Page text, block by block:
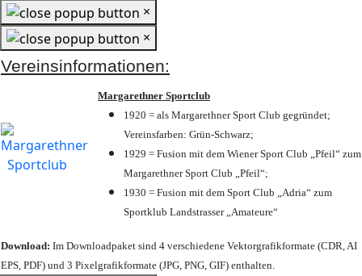
×
×
Vereinsinformationen:
Margarethner Sportclub
1920 = als Margarethner Sport Club gegründet;
Vereinsfarben: Grün-Schwarz;
1929 = Fusion mit dem Wiener Sport Club „Pfeil“ zum
Margarethner Sport Club „Pfeil“;
1930 = Fusion mit dem Sport Club „Adria“ zum
Sportklub Landstrasser „Amateure“
Download: Im Downloadpaket sind 4 verschiedene Vektorgrafikformate (CDR, AI
EPS, PDF) und 3 Pixelgrafikformate (JPG, PNG, GIF) enthalten.